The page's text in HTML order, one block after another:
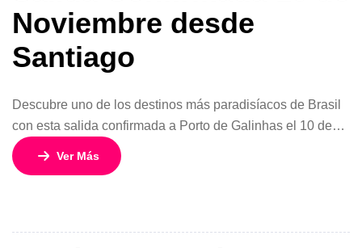
Noviembre desde
Santiago
Descubre uno de los destinos más paradisíacos de Brasil
con esta salida confirmada a Porto de Galinhas el 10 de
noviembre de 2026. Un viaje perfecto para quienes buscan
playas cristalinas, piscinas naturales y una experiencia
Ver Más